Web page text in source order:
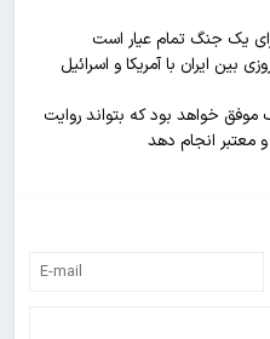
یک جنگ تمام عیار است
بین ایران با آمریکا و اسرائیل
خواهد بود که بتواند روایت
معتبر انجام دهد